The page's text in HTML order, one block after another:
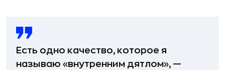
Есть одно качество, которое я
называю «внутренним дятлом», —